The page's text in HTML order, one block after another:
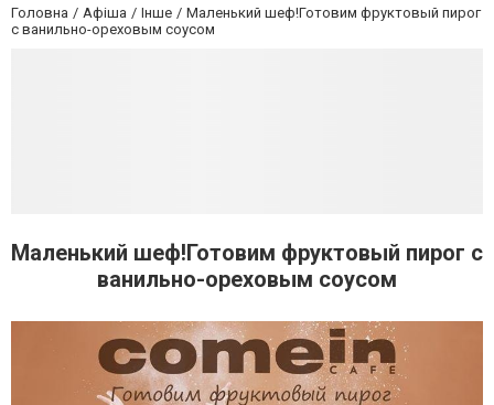
Головна Афіша Інше
Маленький шеф!Готовим фруктовый пирог
с ванильно-ореховым соусом
Маленький шеф!Готовим фруктовый пирог с
ванильно-ореховым соусом